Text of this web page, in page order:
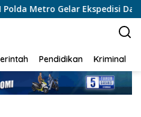
Darat, Bentuk Siswa
Pendidikan Kriminal